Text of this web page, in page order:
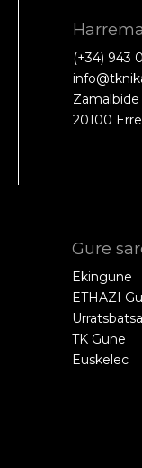
(+34) 943
20100
Gure
Ekingune
ETHAZI
TK Gune
Euskelec